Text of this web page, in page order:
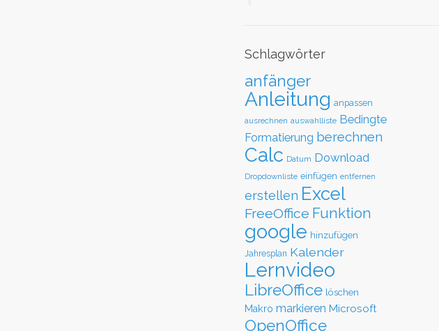
Schlagwörter
anfänger
Anleitung anpassen
ausrechnen auswahlliste Bedingte
Formatierung berechnen
Calc Datum Download
Dropdownliste einfügen entfernen
erstellen Excel
FreeOffice Funktion
google hinzufügen
Jahresplan Kalender
Lernvideo
LibreOffice löschen
Makro markieren Microsoft
OpenOffice